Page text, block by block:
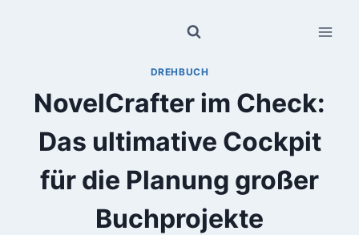
DREHBUCH
NovelCrafter im Check:
Das ultimative Cockpit
für die Planung großer
Buchprojekte